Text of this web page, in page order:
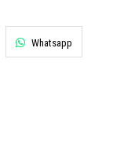
Whatsapp